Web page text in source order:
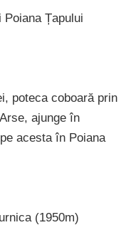
Poiana Țapului
poteca coboară prin
ajunge în
acesta în Poiana
(1950m)